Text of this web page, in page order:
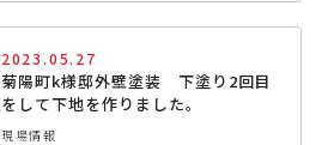
2023.05.27
菊陽町k様邸外壁塗装 下塗り2回目
をして下地を作りました。
現場情報